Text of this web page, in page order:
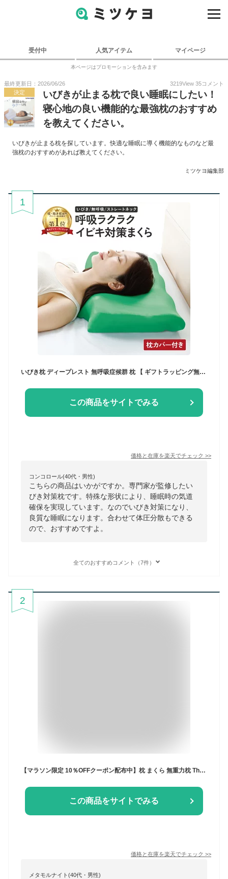
受付中 人気アイテム マイページ
本ページはプロモーションを含みます
最終更新日：2026/06/26 3219View 35コメント
決定
いびきが止まる枕で良い睡眠にしたい！
寝心地の良い機能的な最強枕のおすすめ
を教えてください。
いびきが止まる枕を探しています。快適な睡眠に導く機能的なものなど最
強枕のおすすめがあれば教えてください。
ミツケヨ編集部
1
いびき枕 ディープレスト 無呼吸症候群 枕 【 ギフトラッピング無料｜枕カバーセット】 イビキ 改善 誕生日 ギフト 実用的 プレゼント おすすめ 睡眠時無呼吸症候群 安眠枕 いびき対策 横向き寝 男性 低め 高め やわらかい 快眠 いびき
この商品をサイトでみる
価格と在庫を楽天でチェック >>
コンコロール(40代・男性)
こちらの商品はいかがですか。専門家が監修したい
びき対策枕です。特殊な形状により、睡眠時の気道
確保を実現しています。なのでいびき対策になり、
良質な睡眠になります。合わせて体圧分散もできる
ので、おすすめですよ。
全てのおすすめコメント（7件）
2
【マラソン限定 10％OFFクーポン配布中】枕 まくら 無重力枕 The Cubes ザ キューブス 公式ショップ まくら いびき防止 痛くならない 快眠枕 高反発まくら 首こり 肩こり ストレートネック 低反発 高反発 安眠枕 横向き寝 仰向け寝 プレゼント ギフト
この商品をサイトでみる
価格と在庫を楽天でチェック >>
メタモルナイト(40代・男性)